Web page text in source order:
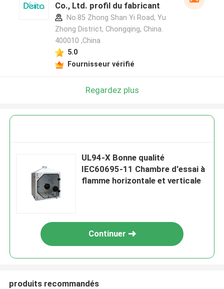
Co., Ltd. profil du fabricant
No.85 Zhong Shan Yi Road, Yu
Zhong District, Chongqing, China.
400010 ,China
5.0
Fournisseur vérifié
Regardez plus
UL94-X Bonne qualité
IEC60695-11 Chambre d'essai à
flamme horizontale et verticale
Continuer
produits recommandés